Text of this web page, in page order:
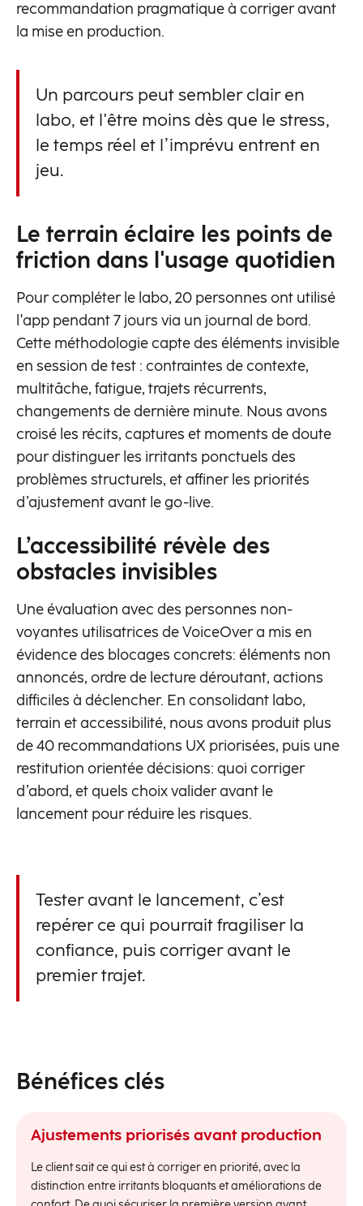
recommandation pragmatique à corriger avant
la mise en production.
Un parcours peut sembler clair en
labo, et l'être moins dès que le stress,
le temps réel et l’imprévu entrent en
jeu.
Le terrain éclaire les points de
friction dans l'usage quotidien
Pour compléter le labo, 20 personnes ont utilisé
l'app pendant 7 jours via un journal de bord.
Cette méthodologie capte des éléments invisible
en session de test : contraintes de contexte,
multitâche, fatigue, trajets récurrents,
changements de dernière minute. Nous avons
croisé les récits, captures et moments de doute
pour distinguer les irritants ponctuels des
problèmes structurels, et affiner les priorités
d’ajustement avant le go-live.
L’accessibilité révèle des
obstacles invisibles
Une évaluation avec des personnes non-
voyantes utilisatrices de VoiceOver a mis en
évidence des blocages concrets: éléments non
annoncés, ordre de lecture déroutant, actions
difficiles à déclencher. En consolidant labo,
terrain et accessibilité, nous avons produit plus
de 40 recommandations UX priorisées, puis une
restitution orientée décisions: quoi corriger
d’abord, et quels choix valider avant le
lancement pour réduire les risques.
Tester avant le lancement, c’est
repérer ce qui pourrait fragiliser la
confiance, puis corriger avant le
premier trajet.
Bénéfices clés
Ajustements priorisés avant production
Le client sait ce qui est à corriger en priorité, avec la
distinction entre irritants bloquants et améliorations de